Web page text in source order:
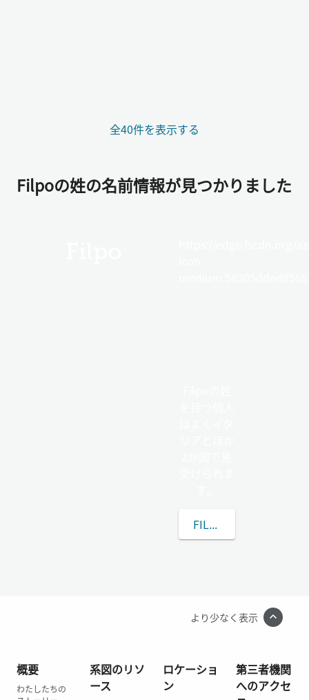
全40件を表示する
Filpoの姓の名前情報が見つかりました
FILPOの姓についてさ
より少なく表示
概要
わたしたちの
系図のリソ
ース
ロケーショ
ン
第三者機関
へのアクセ